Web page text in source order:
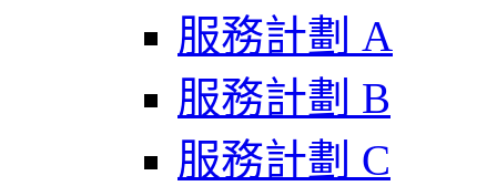
服務計劃 A
服務計劃 B
服務計劃 C